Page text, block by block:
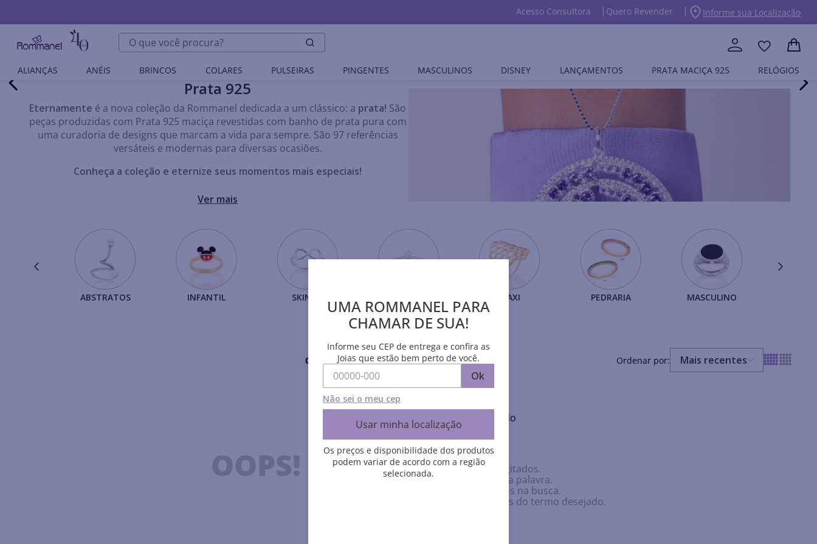
Acesso Consultora Quero Revender Informe sua Localização
O que você procura?
ALIANÇAS ANÉIS BRINCOS COLARES PULSEIRAS PINGENTES MASCULINOS DISNEY LANÇAMENTOS PRATA MACIÇA 925 RELÓGIOS
Prata 925
Eternamente é a nova coleção da Rommanel dedicada a um clássico: a prata! São
peças produzidas com Prata 925 maciça revestidas com banho de prata pura com
uma curadoria de designs que marcam a vida para sempre. São 97 referências
versáteis e modernas para diversas ocasiões.
Conheça a coleção e eternize seus momentos mais especiais!
Ver mais
ABSTRATOS INFANTIL SKINNY MAXI PEDRARIA MASCULINO
0 Produto Mais recentes
OOPS!
Nenhum produto encontrado
O que eu devo fazer?
Verifique os termos digitados.
Tente utilizar uma única palavra.
Utilize termos genéricos na busca.
Tente utilizar sinônimos do termo desejado.
UMA ROMMANEL PARA
CHAMAR DE SUA!
Informe seu CEP de entrega e confira as
Joias que estão bem perto de você.
Ok
Não sei o meu cep
Usar minha localização
Os preços e disponibilidade dos produtos
podem variar de acordo com a região
selecionada.